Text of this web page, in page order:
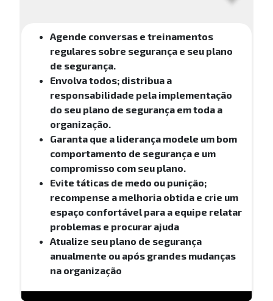
Agende conversas e treinamentos
regulares sobre segurança e seu plano
de segurança.
Envolva todos; distribua a
responsabilidade pela implementação
do seu plano de segurança em toda a
organização.
Garanta que a liderança modele um bom
comportamento de segurança e um
compromisso com seu plano.
Evite táticas de medo ou punição;
recompense a melhoria obtida e crie um
espaço confortável para a equipe relatar
problemas e procurar ajuda
Atualize seu plano de segurança
anualmente ou após grandes mudanças
na organização